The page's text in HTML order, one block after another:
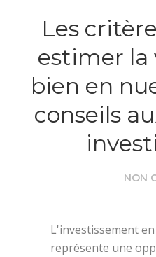
Les
estimer la
bien en
conseils
NON
L'investissement
représente une